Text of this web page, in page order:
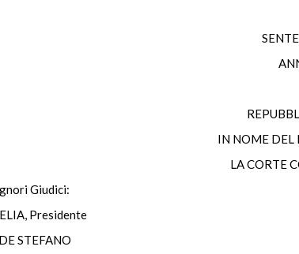
IN NOME DEL
LA CORTE
Giudici:
Presidente
STEFANO